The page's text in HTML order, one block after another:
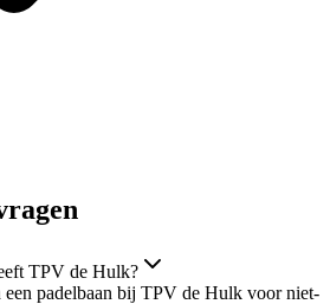
TPV de Hulk?
een padelbaan bij TPV de Hulk voor niet-